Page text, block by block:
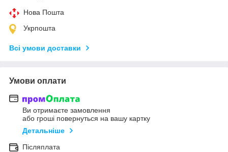
Нова Пошта
Укрпошта
Всі умови доставки
Умови оплати
Ви отримаєте замовлення
або гроші повернуться на вашу картку
Детальніше
Післяплата